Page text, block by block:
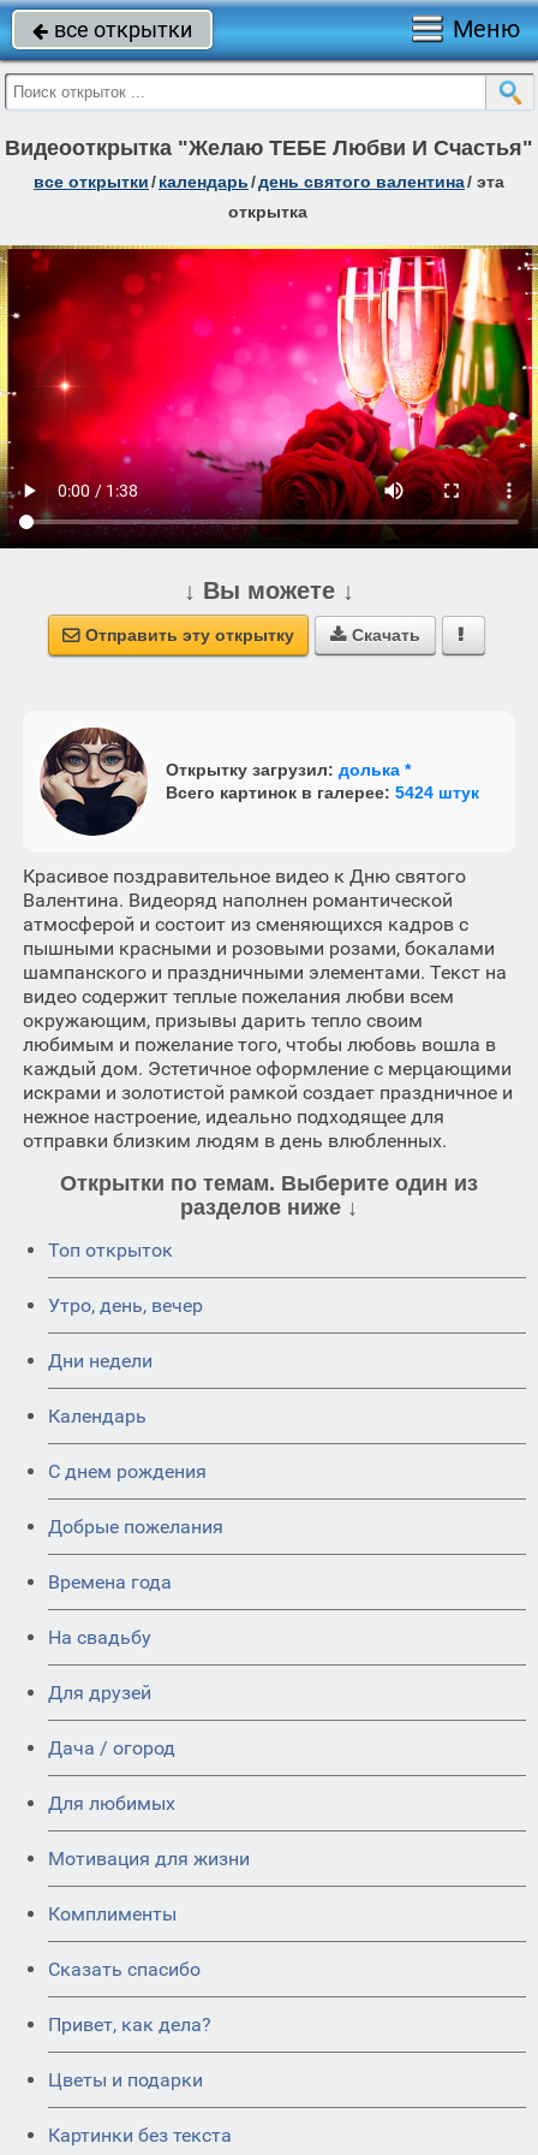
 все открытки Меню
Видеооткрытка "Желаю ТЕБЕ Любви И Счастья"
все открытки/календарь/день святого валентина/ эта
открытка
↓ Вы можете ↓
 Отправить эту открытку  Скачать 
Открытку загрузил: долька *
Всего картинок в галерее: 5424 штук
Красивое поздравительное видео к Дню святого
Валентина. Видеоряд наполнен романтической
атмосферой и состоит из сменяющихся кадров с
пышными красными и розовыми розами, бокалами
шампанского и праздничными элементами. Текст на
видео содержит теплые пожелания любви всем
окружающим, призывы дарить тепло своим
любимым и пожелание того, чтобы любовь вошла в
каждый дом. Эстетичное оформление с мерцающими
искрами и золотистой рамкой создает праздничное и
нежное настроение, идеально подходящее для
отправки близким людям в день влюбленных.
Открытки по темам. Выберите один из
разделов ниже ↓
Топ открыток
Утро, день, вечер
Дни недели
Календарь
C днем рождения
Добрые пожелания
Времена года
На свадьбу
Для друзей
Дача / огород
Для любимых
Мотивация для жизни
Комплименты
Сказать спасибо
Привет, как дела?
Цветы и подарки
Картинки без текста